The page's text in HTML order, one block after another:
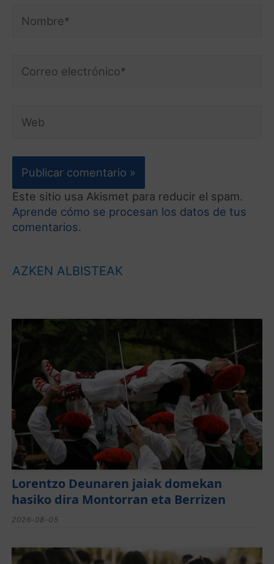
Este sitio usa Akismet para reducir el spam.
Aprende cómo se procesan los datos de tus
comentarios.
AZKEN ALBISTEAK
Lorentzo Deunaren jaiak domekan
hasiko dira Montorran eta Berrizen
2026-08-05